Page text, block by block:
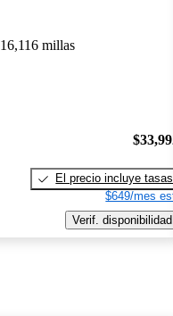
16,116 millas
El precio incluye tasas
$649/mes
Verif. disponibilidad